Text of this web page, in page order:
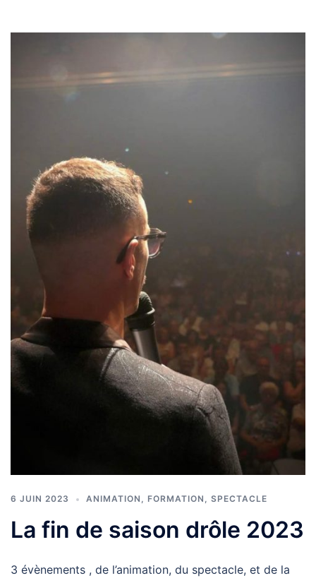
6 JUIN 2023 ANIMATION , FORMATION , SPECTACLE
La fin de saison drôle 2023
3 évènements , de l’animation, du spectacle, et de la